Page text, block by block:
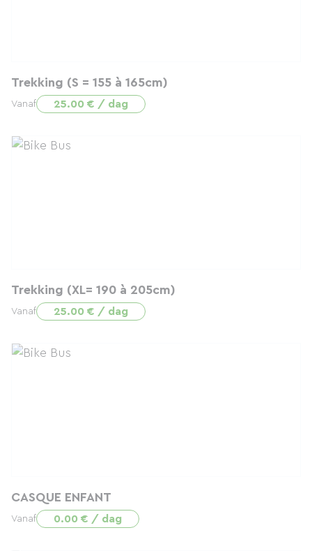
Trekking (S = 155 à 165cm)
Vanaf 25.00 € / dag
Trekking (XL= 190 à 205cm)
Vanaf 25.00 € / dag
CASQUE ENFANT
Vanaf 0.00 € / dag